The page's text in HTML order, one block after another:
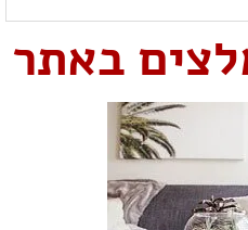
באתר